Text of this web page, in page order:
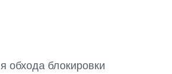
обхода блокировки